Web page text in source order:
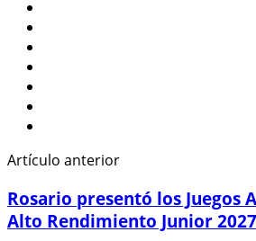
Artículo anterior
Rosario presentó los Juegos
Alto Rendimiento Junior